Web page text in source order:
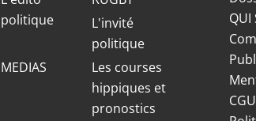
politique
L'invité
politique
MEDIAS
Les courses
hippiques et
pronostics
QUI
CGU